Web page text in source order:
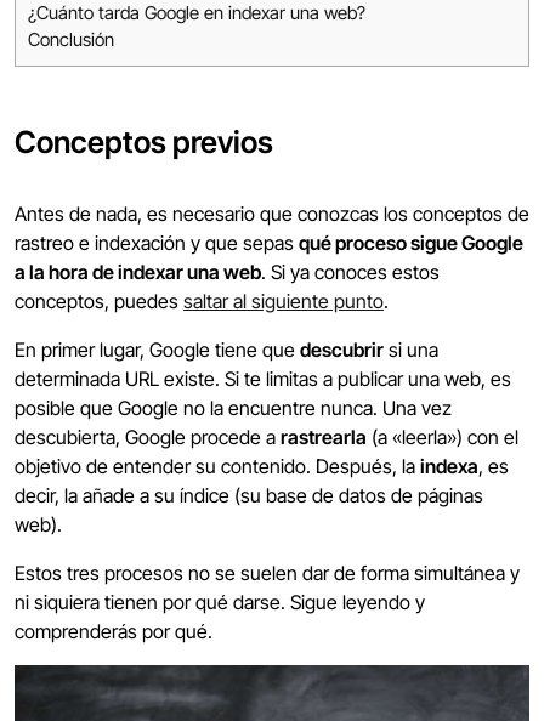
¿Cuánto tarda Google en indexar una web?
Conclusión
Conceptos previos
Antes de nada, es necesario que conozcas los conceptos de
rastreo e indexación y que sepas qué proceso sigue Google
a la hora de indexar una web. Si ya conoces estos
conceptos, puedes saltar al siguiente punto.
En primer lugar, Google tiene que descubrir si una
determinada URL existe. Si te limitas a publicar una web, es
posible que Google no la encuentre nunca. Una vez
descubierta, Google procede a rastrearla (a «leerla») con el
objetivo de entender su contenido. Después, la indexa, es
decir, la añade a su índice (su base de datos de páginas
web).
Estos tres procesos no se suelen dar de forma simultánea y
ni siquiera tienen por qué darse. Sigue leyendo y
comprenderás por qué.